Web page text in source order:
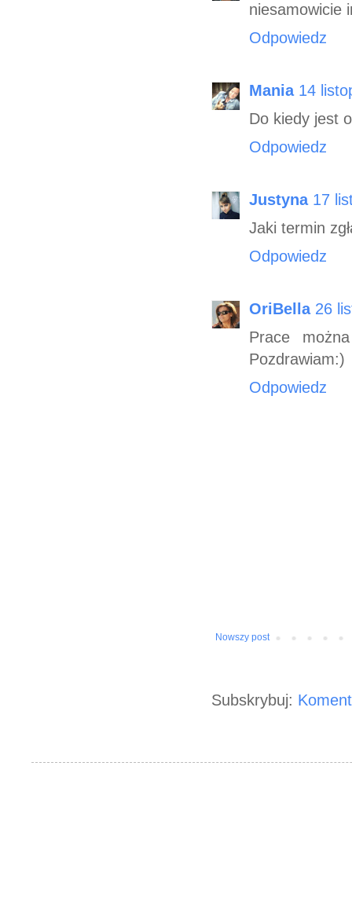
niesamowicie
Odpowiedz
Mania 14
Do kiedy jest
Odpowiedz
Justyna 17
Jaki termin
Odpowiedz
OriBella 26
Prace
Pozdrawiam:)
Odpowiedz
Nowszy post
Subskrybuj: